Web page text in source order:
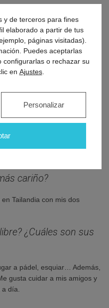
a qué profesión le
Hubiera tirado por la
algo que me
ha visto?
cariño?
Tailandia con mis dos
¿Cuáles son sus
a pádel, esquiar… Además,
gusta cuidar a mis amigos y
día.
y de terceros para fines
elaborado a partir de tus
páginas visitadas).
Puedes aceptarlas
configurarlas o rechazar su
en Ajustes.
Personalizar